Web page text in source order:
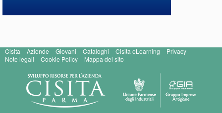
Cisita Aziende Giovani Cataloghi Cisita eLearning
Privacy
Note legali
Cookie Policy Mappa del sito